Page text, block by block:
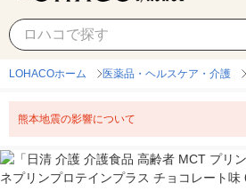
LOHACOホーム 医薬品・ヘルスケア・介護
熊本地震の影響について